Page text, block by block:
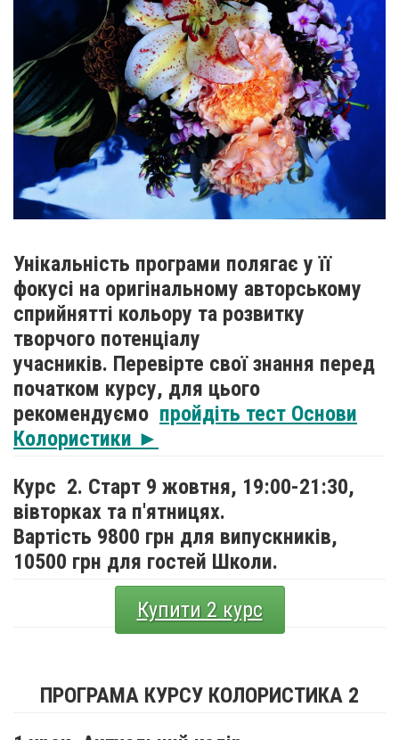
Унікальність програми полягає у її
фокусі на оригінальному авторському
сприйнятті кольору та розвитку
творчого потенціалу
учасників. Перевірте свої знання перед
початком курсу, для цього
рекомендуємо пройдіть тест Основи
Колористики ►
Курс 2. Старт 9 жовтня, 19:00-21:30,
вівторках та п'ятницях.
Вартість 9800 грн для випускників,
10500 грн для гостей Школи.
Купити 2 курс
ПРОГРАМА КУРСУ КОЛОРИСТИКА 2